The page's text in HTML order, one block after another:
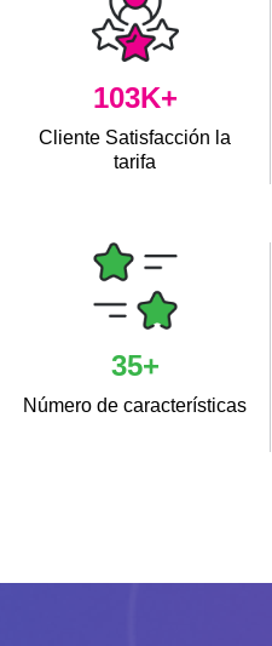
118K+
Cliente Satisfacción la
tarifa
40+
Número de características